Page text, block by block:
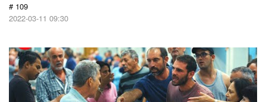
# 109
2022-03-11 09:30